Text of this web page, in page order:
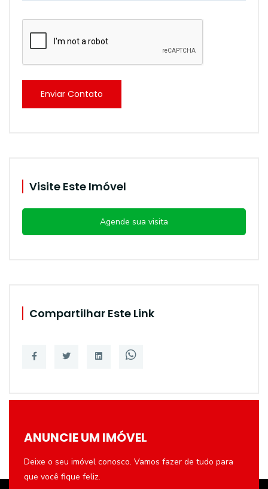
Enviar Contato
Visite Este Imóvel
Agende sua visita
Compartilhar Este Link
ANUNCIE UM IMÓVEL
Deixe o seu imóvel conosco. Vamos fazer de tudo para
que você fique feliz.